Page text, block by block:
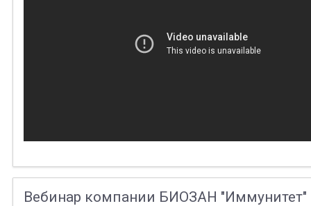
Вебинар компании БИОЗАН "Иммунитет"